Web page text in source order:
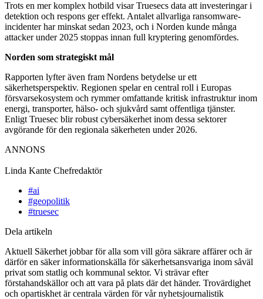
Trots en mer komplex hotbild visar Truesecs data att investeringar i
detektion och respons ger effekt. Antalet allvarliga ransomware-
incidenter har minskat sedan 2023, och i Norden kunde många
attacker under 2025 stoppas innan full kryptering genomfördes.
Norden som strategiskt mål
Rapporten lyfter även fram Nordens betydelse ur ett
säkerhetsperspektiv. Regionen spelar en central roll i Europas
försvarsekosystem och rymmer omfattande kritisk infrastruktur inom
energi, transporter, hälso- och sjukvård samt offentliga tjänster.
Enligt Truesec blir robust cybersäkerhet inom dessa sektorer
avgörande för den regionala säkerheten under 2026.
ANNONS
Linda Kante Chefredaktör
#ai
#geopolitik
#truesec
Dela artikeln
Aktuell Säkerhet jobbar för alla som vill göra säkrare affärer och är
därför en säker informationskälla för säkerhetsansvariga inom såväl
privat som statlig och kommunal sektor. Vi strävar efter
förstahandskällor och att vara på plats där det händer. Trovärdighet
och opartiskhet är centrala värden för vår nyhetsjournalistik